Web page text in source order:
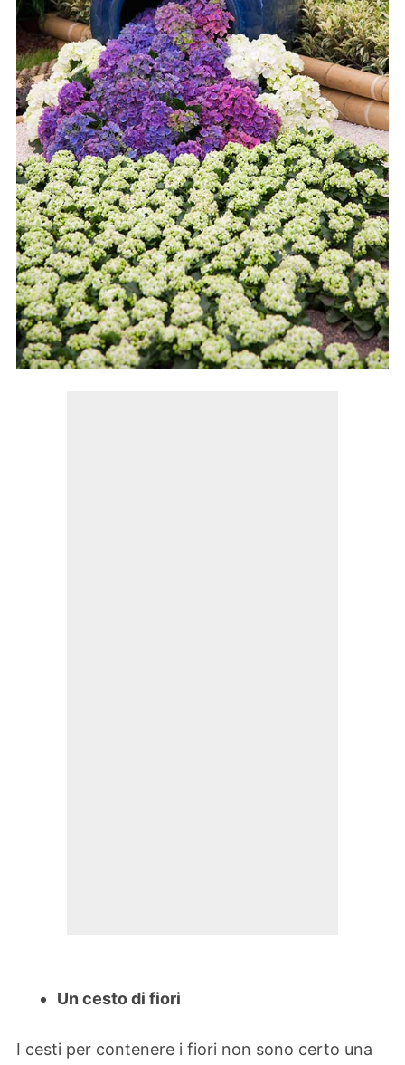
Un cesto di fiori
I cesti per contenere i fiori non sono certo una